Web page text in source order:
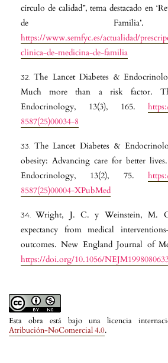
Esta obra está bajo una licencia
Atribución-NoComercial 4.0.
círculo de calidad”, tema destacado en
de Familia’.
https://www.semfyc.es/actualidad/
clinica-de-medicina-de-familia
The Lancet Diabetes &
Much more than a risk factor.
Endocrinology, 13(3), 165.
8587(25)00034-8
The Lancet Diabetes &
obesity: Advancing care for better
Endocrinology, 13(2), 75.
8587(25)00004-XPubMed
Wright, J. C. y Weinstein, M.
expectancy from medical
outcomes. New England Journal of
https://doi.org/10.1056/